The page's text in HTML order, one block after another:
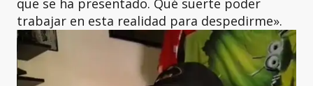
que se ha presentado. Qué suerte poder
trabajar en esta realidad para despedirme».